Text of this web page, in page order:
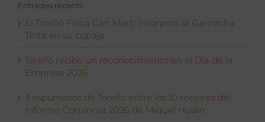
Entrades recents
El Torelló Finca Can Martí incorpora la Garnacha
Tinta en su cupaje
Torelló recibe un reconocimiento en el Dia de la
Empresa 2026
3 espumosos de Torelló entre los 10 mejores del
Informe Corpinnat 2026 de Miquel Hudin